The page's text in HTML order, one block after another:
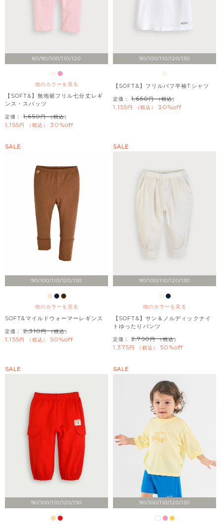
80/90/100/110/120
他のカラーを見る
【SOFT&】無地裾フリル七分丈レギ
ンス・スパッツ
定価： 1,650 （税込）
1,155 税込 30%off
90/100/110/120/130
【SOFT&】フリルパフ半袖Tシャツ
定価： 1,650 （税込）
1,155 税込 30%off
90/100/110/120/130
他のカラーを見る
SALE
SOFT&マイルドウォーマーレギンス
定価： 2,310 （税込）
1,155 税込 50%off
90/100/110/120/130
他のカラーを見る
SALE
【SOFT&】サン＆ノルディックナイ
トゆったりパンツ
定価： 2,750 （税込）
1,375 税込 50%off
90/100/110/120/130
SALE
90/100/110/120/130
SALE